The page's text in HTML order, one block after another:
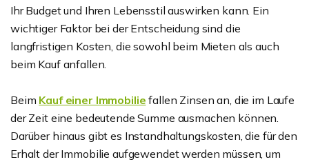
Ihr Budget und Ihren Lebensstil auswirken kann. Ein
wichtiger Faktor bei der Entscheidung sind die
langfristigen Kosten, die sowohl beim Mieten als auch
beim Kauf anfallen.
Beim Kauf einer Immobilie fallen Zinsen an, die im Laufe
der Zeit eine bedeutende Summe ausmachen können.
Darüber hinaus gibt es Instandhaltungskosten, die für den
Erhalt der Immobilie aufgewendet werden müssen, um